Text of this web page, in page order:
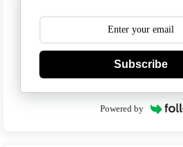
Subscribe
Powered by